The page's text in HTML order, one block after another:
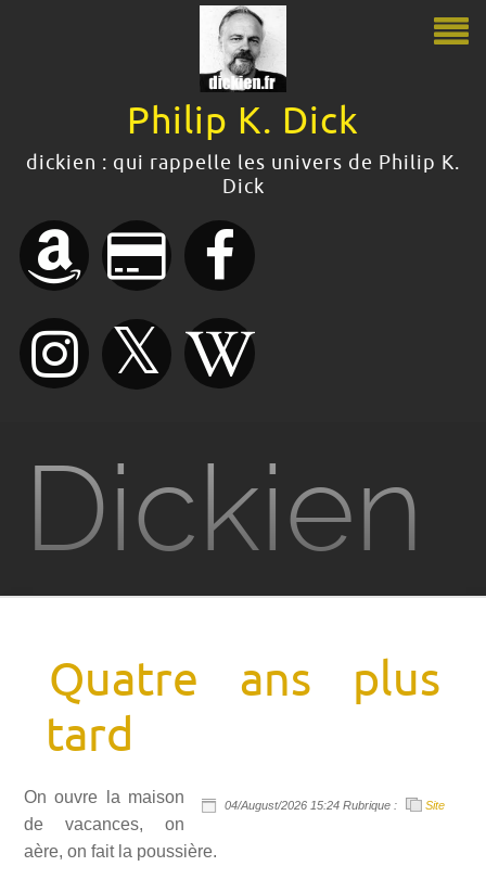
Philip K. Dick
dickien : qui rappelle les univers de Philip K.
Dick
Philip K. Dick
Questions fréquentes
Le guide Philip K. Dick
Citations
Bibliographie
Boutique
Dossiers dickiens
Films
Television
PKD à Metz
Dickien
Quatre ans plus
tard
04/August/2026 15:24 Rubrique : Site
On ouvre la maison
de vacances, on
aère, on fait la poussière.